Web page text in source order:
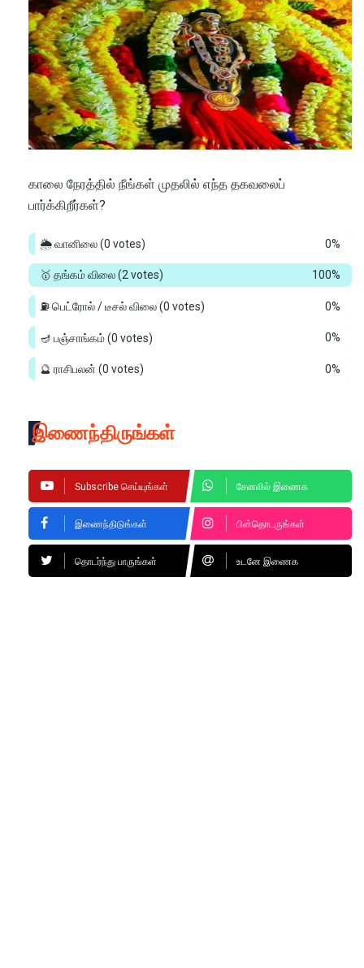
காலை நேரத்தில் நீங்கள் முதலில் எந்த தகவலைப்
பார்க்கிறீர்கள்?
0%
🌦️ வானிலை(0 votes)
100%
🥇 தங்கம் விலை(2 votes)
0%
⛽ பெட்ரோல் / டீசல் விலை(0 votes)
0%
🪔 பஞ்சாங்கம்(0 votes)
0%
🔮 ராசிபலன் (0 votes)
இணைந்திருங்கள்
Subscribe செய்யுங்கள் சேனலில் இணைக
இணைந்திடுங்கள் பின்தொடருங்கள்
தொடர்ந்து பாருங்கள் உடனே இணைக